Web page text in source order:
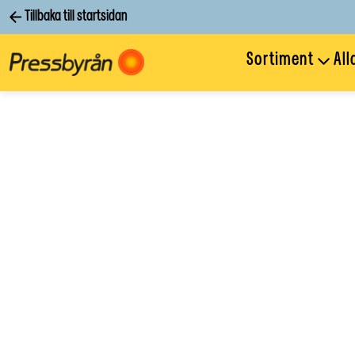
Tillbaka till startsidan
Sortiment